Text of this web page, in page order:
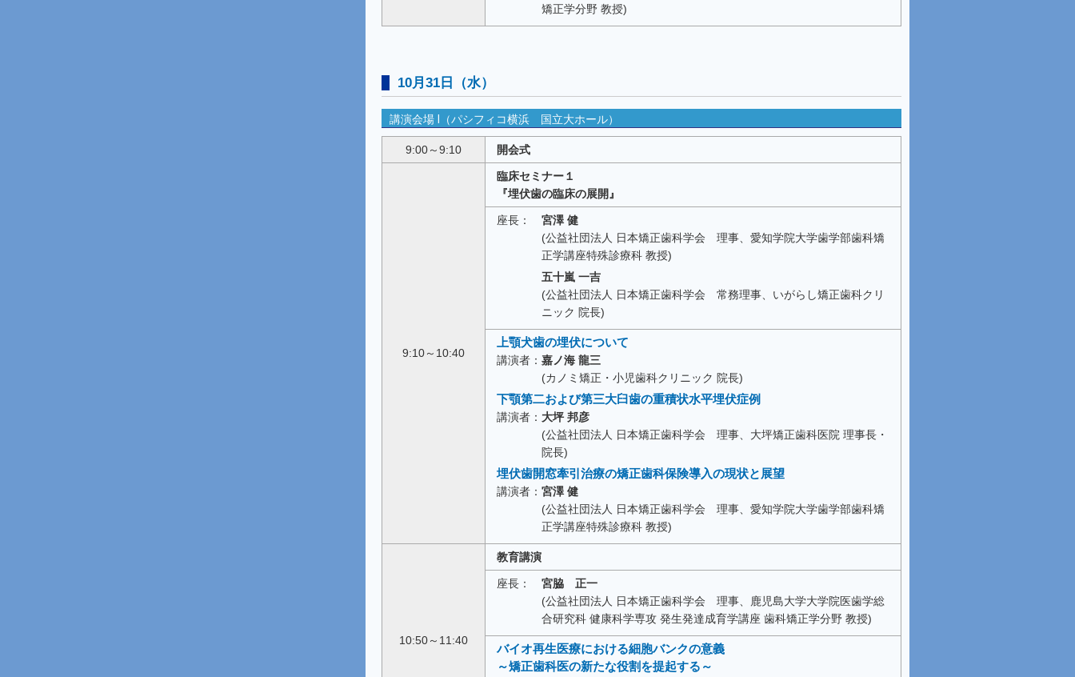
矯正学分野 教授)
10月31日（水）
講演会場 Ⅰ（パシフィコ横浜 国立大ホール）
9:00～9:10 開会式
9:10～10:40
臨床セミナー１
『埋伏歯の臨床の展開』
座長：
宮澤 健
(公益社団法人 日本矯正歯科学会 理事、愛知学院大学歯学部歯科矯
正学講座特殊診療科 教授)
五十嵐 一吉
(公益社団法人 日本矯正歯科学会 常務理事、いがらし矯正歯科クリ
ニック 院長)
上顎犬歯の埋伏について
講演者： 嘉ノ海 龍三
(カノミ矯正・小児歯科クリニック 院長)
下顎第二および第三大臼歯の重積状水平埋伏症例
講演者： 大坪 邦彦
(公益社団法人 日本矯正歯科学会 理事、大坪矯正歯科医院 理事長・
院長)
埋伏歯開窓牽引治療の矯正歯科保険導入の現状と展望
講演者： 宮澤 健
(公益社団法人 日本矯正歯科学会 理事、愛知学院大学歯学部歯科矯
正学講座特殊診療科 教授)
10:50～11:40
教育講演
座長：
宮脇 正一
(公益社団法人 日本矯正歯科学会 理事、鹿児島大学大学院医歯学総
合研究科 健康科学専攻 発生発達成育学講座 歯科矯正学分野 教授)
バイオ再生医療における細胞バンクの意義
～矯正歯科医の新たな役割を提起する～